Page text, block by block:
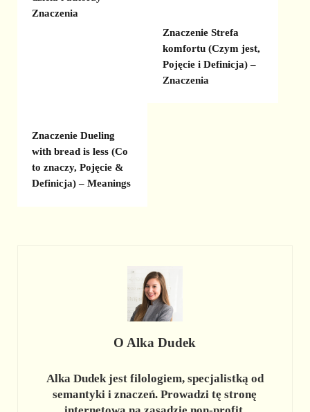
Znaczenia
Znaczenie Strefa
komfortu (Czym jest,
Pojęcie i Definicja) –
Znaczenia
Znaczenie Dueling
with bread is less (Co
to znaczy, Pojęcie &
Definicja) – Meanings
O Alka Dudek
Alka Dudek jest filologiem, specjalistką od
semantyki i znaczeń. Prowadzi tę stronę